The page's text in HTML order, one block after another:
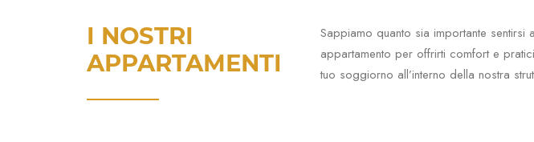
I NOSTRI
APPARTAMENTI
Sappiamo quanto sia importante
appartamento per offrirti comfort e
tuo soggiorno all’interno della nostra